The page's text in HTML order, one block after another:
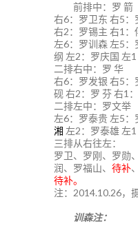
前排中：罗 箭
右6：罗卫东 右5：
右2：罗锡主 右1：
左6：罗训森 左5
纲 左2：罗庆国 左
二排右中：罗 华
右6：罗发银 右5：
砚 右2：罗 芬 右1
二排左中：罗文举
左6：罗泰贵 左5：
湘 左2：罗泰雄 左
三排从右往左：
罗卫、罗刚、罗勋
润、罗福山、 待补
待补。
注：2014.10.26，
训森注：